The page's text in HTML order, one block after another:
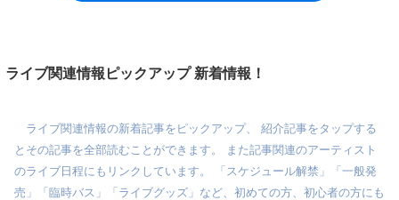
ライブ関連情報ピックアップ 新着情報！
ライブ関連情報の新着記事をピックアップ、 紹介記事をタップする
とその記事を全部読むことができます。 また記事関連のアーティスト
のライブ日程にもリンクしています。 「スケジュール解禁」「一般発
売」「臨時バス」「ライブグッズ」など、初めての方、初心者の方にも